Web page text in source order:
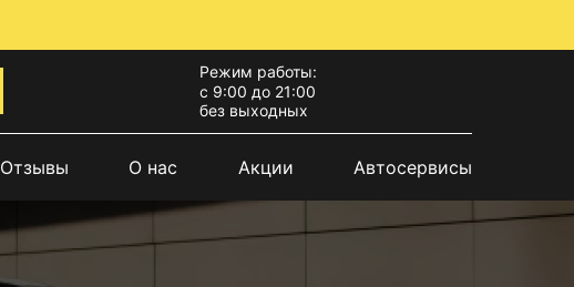
Режим работы:
с 9:00 до 21:00
без выходных
Отзывы О нас Акции Автосервисы